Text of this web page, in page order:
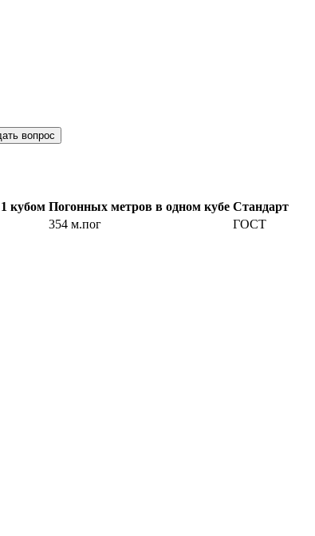
вопрос
кубом Погонных метров в одном кубе Стандарт
354 м.пог ГОСТ